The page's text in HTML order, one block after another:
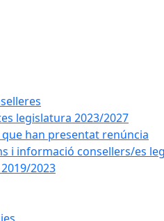
legislatura 2023/2027
que han presentat renúncia
i informació consellers/es
2023